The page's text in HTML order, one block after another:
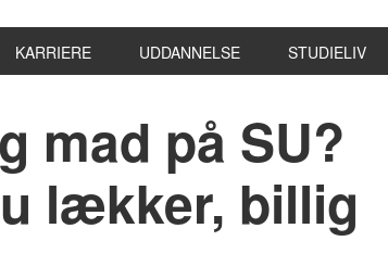
KARRIERE UDDANNELSE STUDIELIV
mad på SU?
lækker, billig